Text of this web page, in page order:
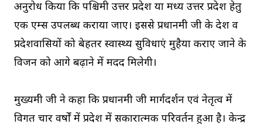
अनुरोध किया कि पश्चिमी उत्तर प्रदेश या मध्य उत्तर प्रदेश हेतु
एक एम्स उपलब्ध कराया जाए। इससे प्रधानमंत्री जी के देश व
प्रदेशवासियों को बेहतर स्वास्थ्य सुविधाएं मुहैया कराए जाने के
विजन को आगे बढ़ाने में मदद मिलेगी।
मुख्यमंत्री जी ने कहा कि प्रधानमंत्री जी मार्गदर्शन एवं नेतृत्व में
विगत चार वर्षों में प्रदेश में सकारात्मक परिवर्तन हुआ है। केन्द्र